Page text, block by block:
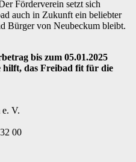
Förderverein setzt sich
auch in Zukunft ein beliebter
Bürger von Neubeckum bleibt.
bis zum 05.01.2025
hilft, das Freibad fit für die
V.
00